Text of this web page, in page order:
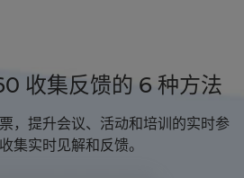
收集反馈的 6 种方法
，提升会议、活动和培训的实时参
集实时见解和反馈。